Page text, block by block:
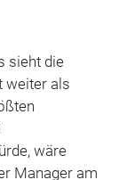
sieht die
weiter als
wäre
Manager am